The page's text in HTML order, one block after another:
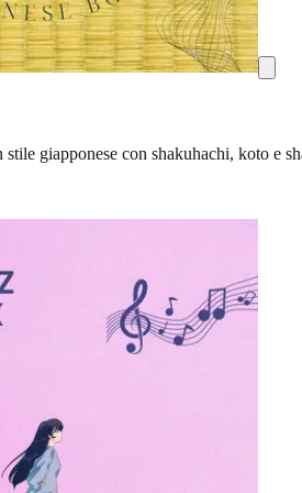
giapponese con shakuhachi, koto e